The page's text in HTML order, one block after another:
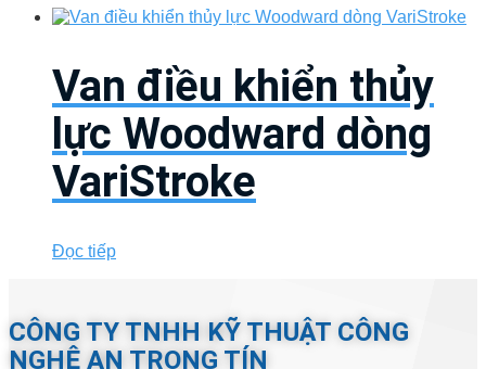
Van điều khiển thủy
lực Woodward dòng
VariStroke
Đọc tiếp
CÔNG TY TNHH KỸ THUẬT CÔNG
NGHỆ AN TRỌNG TÍN